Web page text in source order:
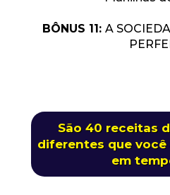
BÔNUS 11: A
São 40 receitas
diferentes que
em